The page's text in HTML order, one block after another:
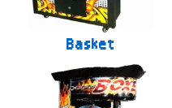
Basket